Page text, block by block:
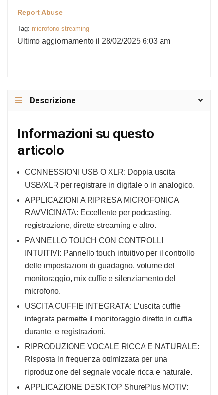
Report Abuse
Tag: microfono streaming
Ultimo aggiornamento il 28/02/2025 6:03 am
Descrizione
Informazioni su questo
articolo
CONNESSIONI USB O XLR: Doppia uscita
USB/XLR per registrare in digitale o in analogico.
APPLICAZIONI A RIPRESA MICROFONICA
RAVVICINATA: Eccellente per podcasting,
registrazione, dirette streaming e altro.
PANNELLO TOUCH CON CONTROLLI
INTUITIVI: Pannello touch intuitivo per il controllo
delle impostazioni di guadagno, volume del
monitoraggio, mix cuffie e silenziamento del
microfono.
USCITA CUFFIE INTEGRATA: L’uscita cuffie
integrata permette il monitoraggio diretto in cuffia
durante le registrazioni.
RIPRODUZIONE VOCALE RICCA E NATURALE:
Risposta in frequenza ottimizzata per una
riproduzione del segnale vocale ricca e naturale.
APPLICAZIONE DESKTOP ShurePlus MOTIV: